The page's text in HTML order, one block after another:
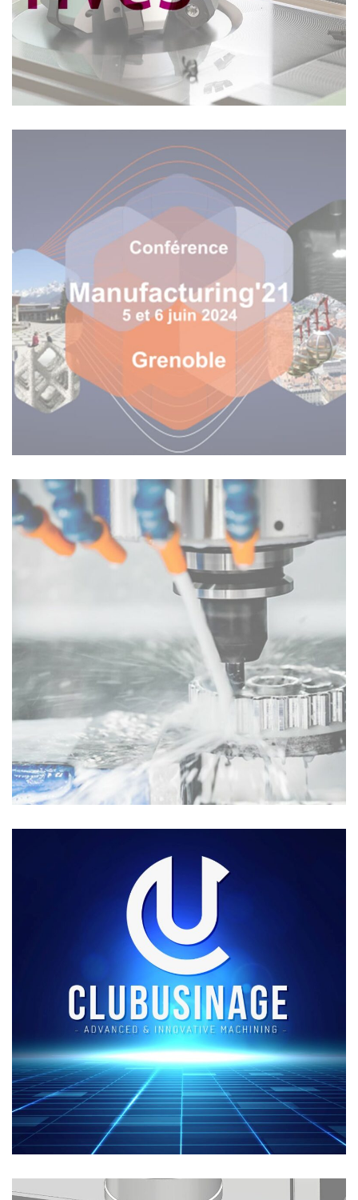
Archives
Conférence Manufacturing’21 2024 –
Grenoble
Archives
17th International Conference On High
Speed Machining
Archives
Anniversaire Des 30 Ans Du Club Usinage